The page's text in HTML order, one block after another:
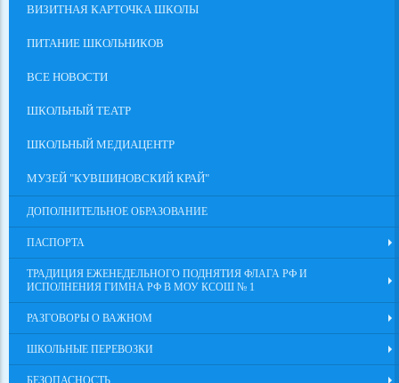
ВИЗИТНАЯ КАРТОЧКА ШКОЛЫ
ПИТАНИЕ ШКОЛЬНИКОВ
ВСЕ НОВОСТИ
ШКОЛЬНЫЙ ТЕАТР
ШКОЛЬНЫЙ МЕДИАЦЕНТР
МУЗЕЙ "КУВШИНОВСКИЙ КРАЙ"
ДОПОЛНИТЕЛЬНОЕ ОБРАЗОВАНИЕ
ПАСПОРТА
ТРАДИЦИЯ ЕЖЕНЕДЕЛЬНОГО ПОДНЯТИЯ ФЛАГА РФ И
ИСПОЛНЕНИЯ ГИМНА РФ В МОУ КСОШ № 1
РАЗГОВОРЫ О ВАЖНОМ
ШКОЛЬНЫЕ ПЕРЕВОЗКИ
БЕЗОПАСНОСТЬ